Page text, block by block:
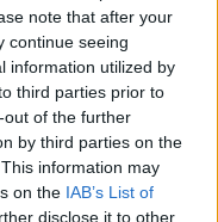
note that after your
continue seeing
information utilized by
third parties prior to
of the further
by third parties on the
information may
on the IAB’s List of
disclose it to other